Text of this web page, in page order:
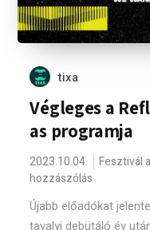
tixa
Végleges a
as programja
2023.10.04. Fesztivál
hozzászólás
Újabb előadókat
tavalyi debütáló év